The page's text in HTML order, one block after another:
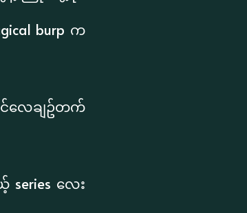
burp က
ဝင်လေချဥ်တက်
လေး